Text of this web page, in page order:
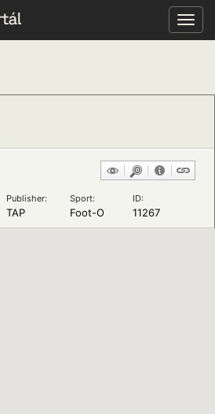
Publisher: Sport: ID:
TAP Foot-O 11267